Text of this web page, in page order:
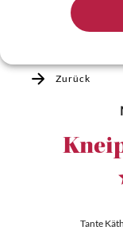
Zurück
Tante